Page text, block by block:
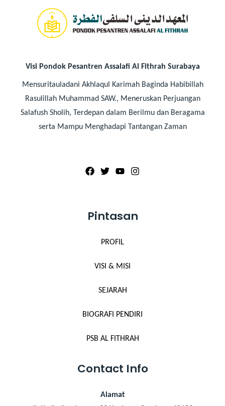
Visi Pondok Pesantren Assalafi Al Fithrah Surabaya
Mensuritauladani Akhlaqul Karimah Baginda Habibillah
Rasulillah Muhammad SAW., Meneruskan Perjuangan
Salafush Sholih, Terdepan dalam Berilmu dan Beragama
serta Mampu Menghadapi Tantangan Zaman
Pintasan
PROFIL
VISI & MISI
SEJARAH
BIOGRAFI PENDIRI
PSB AL FITHRAH
Contact Info
Alamat